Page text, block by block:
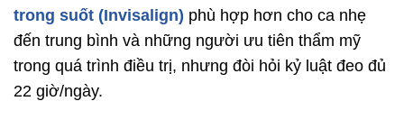
trong suốt (Invisalign) phù hợp hơn cho ca nhẹ
đến trung bình và những người ưu tiên thẩm mỹ
trong quá trình điều trị, nhưng đòi hỏi kỷ luật đeo đủ
22 giờ/ngày.